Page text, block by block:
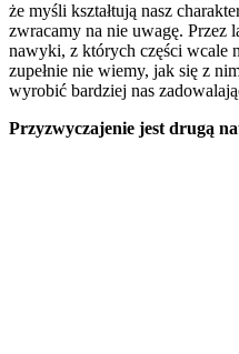
że myśli kształtują nasz
zwracamy na nie uwagę. Przez
nawyki, z których części wcale
zupełnie nie wiemy, jak się z
wyrobić bardziej nas
Przyzwyczajenie jest drugą